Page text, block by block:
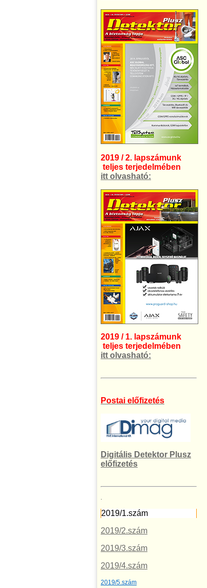
2019 / 2. lapszámunk
teljes terjedelmében
itt olvasható:
2019 / 1. lapszámunk
teljes terjedelmében
itt olvasható:
Postai előfizetés
Digitális Detektor Plusz
előfizetés
.
2019/1.szám
2019/2.szám
2019/3.szám
2019/4.szám
2019/5.szám